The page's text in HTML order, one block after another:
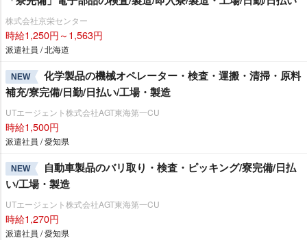
株式会社京栄センター
時給1,250円～1,563円
派遣社員 / 北海道
NEW
化学製品の機械オペレーター・検査・運搬・清掃・原料
補充/寮完備/日勤/日払い/工場・製造
UTエージェント株式会社AGT東海第一CU
時給1,500円
派遣社員 / 愛知県
NEW
自動車製品のバリ取り・検査・ピッキング/寮完備/日払
い/工場・製造
UTエージェント株式会社AGT東海第一CU
時給1,270円
派遣社員 / 愛知県